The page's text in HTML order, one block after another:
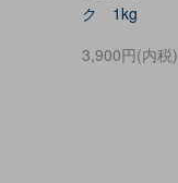
ク 1kg
3,900円(内税)